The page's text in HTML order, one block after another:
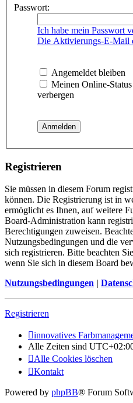
Passwort:
Ich habe mein Passwort
Die Aktivierungs-E-Mail
Angemeldet bleiben
Meinen Online-
verbergen
Registrieren
Sie müssen in diesem Forum
können. Die Registrierung ist in
ermöglicht es Ihnen, auf weitere
Board-Administration kann
Berechtigungen zuweisen.
Nutzungsbedingungen und die
sich registrieren. Bitte beachten
wenn Sie sich in diesem Board
Nutzungsbedingungen |
Registrieren
innovatives
Alle Zeiten sind
Alle Cookies löschen
Kontakt
Powered by phpBB® Forum